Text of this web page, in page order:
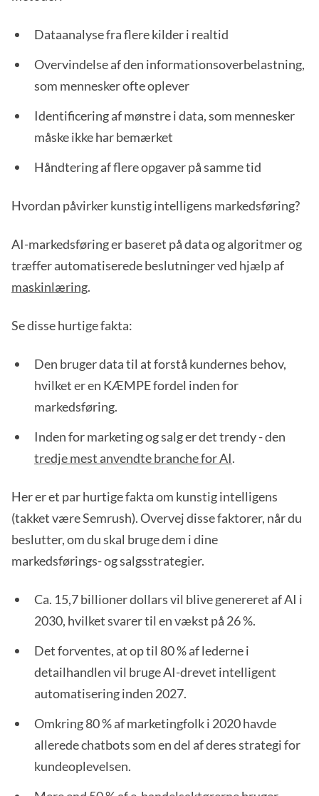
Dataanalyse fra flere kilder i realtid
Overvindelse af den informationsoverbelastning,
som mennesker ofte oplever
Identificering af mønstre i data, som mennesker
måske ikke har bemærket
Håndtering af flere opgaver på samme tid
Hvordan påvirker kunstig intelligens markedsføring?
AI-markedsføring er baseret på data og algoritmer og
træffer automatiserede beslutninger ved hjælp af
maskinlæring.
Se disse hurtige fakta:
Den bruger data til at forstå kundernes behov,
hvilket er en KÆMPE fordel inden for
markedsføring.
Inden for marketing og salg er det trendy - den
tredje mest anvendte branche for AI.
Her er et par hurtige fakta om kunstig intelligens
(takket være Semrush). Overvej disse faktorer, når du
beslutter, om du skal bruge dem i dine
markedsførings- og salgsstrategier.
Ca. 15,7 billioner dollars vil blive genereret af AI i
2030, hvilket svarer til en vækst på 26 %.
Det forventes, at op til 80 % af lederne i
detailhandlen vil bruge AI-drevet intelligent
automatisering inden 2027.
Omkring 80 % af marketingfolk i 2020 havde
allerede chatbots som en del af deres strategi for
kundeoplevelsen.